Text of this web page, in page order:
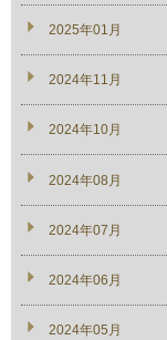
2025年01月
2024年11月
2024年10月
2024年08月
2024年07月
2024年06月
2024年05月